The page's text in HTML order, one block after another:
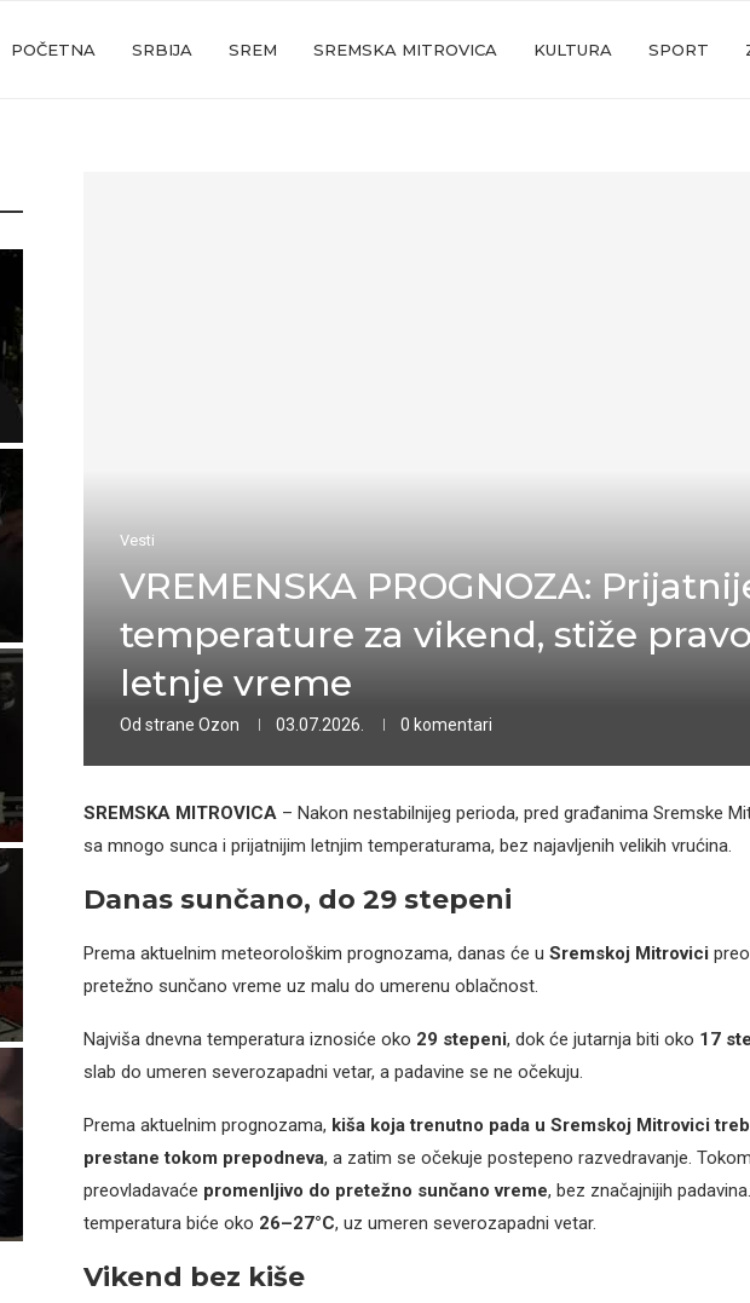
POČETNA SRBIJA SREM SREMSKA MITROVICA KULTURA SPORT
Vesti
VREMENSKA PROGNOZA:
temperature za vikend, stiže pravo
letnje vreme
Od strane Ozon 03.07.2026. 0 komentari
SREMSKA MITROVICA– Nakon nestabilnijeg perioda, pred građanima Sremske
sa mnogo sunca i prijatnijim letnjim temperaturama, bez najavljenih velikih vrućina.
Danas sunčano, do 29 stepeni
Prema aktuelnim meteorološkim prognozama, danas će u Sremskoj Mitrovici
pretežno sunčano vreme uz malu do umerenu oblačnost.
Najviša dnevna temperatura iznosiće oko 29 stepeni, dok će jutarnja biti oko 17
slab do umeren severozapadni vetar, a padavine se ne očekuju.
Prema aktuelnim prognozama, kiša koja trenutno pada u Sremskoj Mitrovici
prestane tokom prepodneva, a zatim se očekuje postepeno razvedravanje.
preovladavaće promenljivo do pretežno sunčano vreme, bez značajnijih
temperatura biće oko 26–27°C, uz umeren severozapadni vetar.
Vikend bez kiše